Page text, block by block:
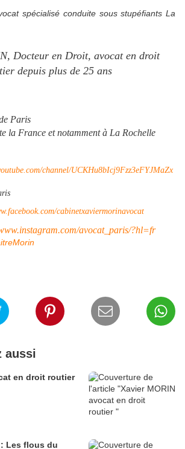
Docteur en Droit, avocat en droit
depuis plus de 25 ans
Paris
la France et notamment à La Rochelle
channel/UCKHu8bIcj9Fzz3eFYJMaZx
cabinetxaviermorinavocat
avocat_paris/?hl=fr
aussi
en droit routier
Les flous du